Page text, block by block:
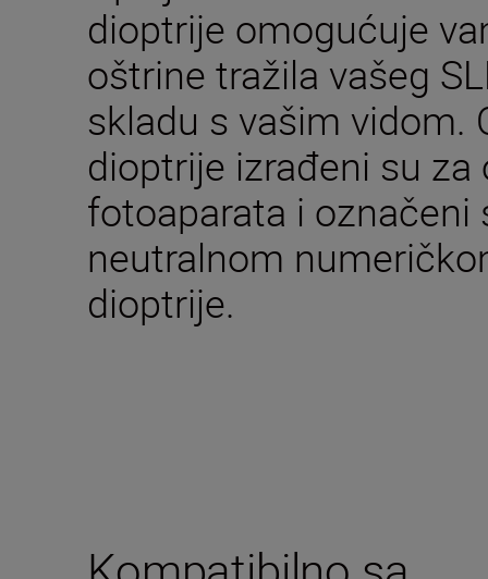
dioptrije omogućuje
oštrine tražila vašeg
skladu s vašim vidom.
dioptrije izrađeni su
fotoaparata i označeni
neutralnom
dioptrije.